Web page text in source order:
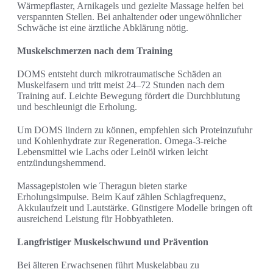
Wärmepflaster, Arnikagels und gezielte Massage helfen bei
verspannten Stellen. Bei anhaltender oder ungewöhnlicher
Schwäche ist eine ärztliche Abklärung nötig.
Muskelschmerzen nach dem Training
DOMS entsteht durch mikrotraumatische Schäden an
Muskelfasern und tritt meist 24–72 Stunden nach dem
Training auf. Leichte Bewegung fördert die Durchblutung
und beschleunigt die Erholung.
Um DOMS lindern zu können, empfehlen sich Proteinzufuhr
und Kohlenhydrate zur Regeneration. Omega-3-reiche
Lebensmittel wie Lachs oder Leinöl wirken leicht
entzündungshemmend.
Massagepistolen wie Theragun bieten starke
Erholungsimpulse. Beim Kauf zählen Schlagfrequenz,
Akkulaufzeit und Lautstärke. Günstigere Modelle bringen oft
ausreichend Leistung für Hobbyathleten.
Langfristiger Muskelschwund und Prävention
Bei älteren Erwachsenen führt Muskelabbau zu